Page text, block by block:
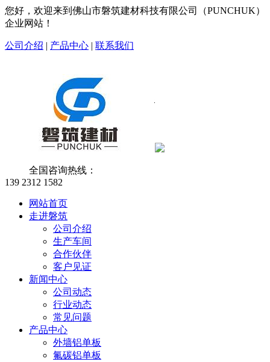
您好，欢迎来到佛山市磐筑建材科技有限公司（PUNCHUK）
企业网站！
公司介绍 | 产品中心 | 联系我们
全国咨询热线：
139 2312 1582
网站首页
走进磐筑
公司介绍
生产车间
合作伙伴
客户见证
新闻中心
公司动态
行业动态
常见问题
产品中心
外墙铝单板
氟碳铝单板